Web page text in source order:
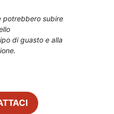
potrebbero subire
di guasto e alla